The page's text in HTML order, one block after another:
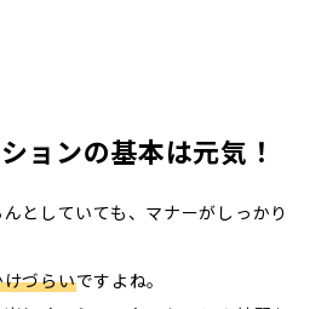
ョンの基本は元気！
としていても、マナーがしっかり
づらいですよね。